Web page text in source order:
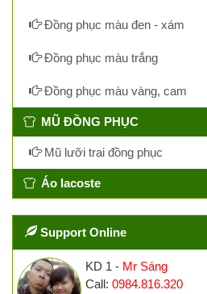
Đồng phục màu đen - xám
Đồng phục màu trắng
Đồng phục màu vàng, cam
MŨ ĐỒNG PHỤC
Mũ lưỡi trai đồng phục
Áo lacoste
Support Online
KD 1 - Mr Sáng
Call: 0984.816.320